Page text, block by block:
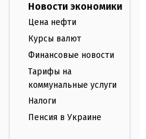
Новости экономики
Цена нефти
Курсы валют
Финансовые новости
Тарифы на
коммунальные услуги
Налоги
Пенсия в Украине